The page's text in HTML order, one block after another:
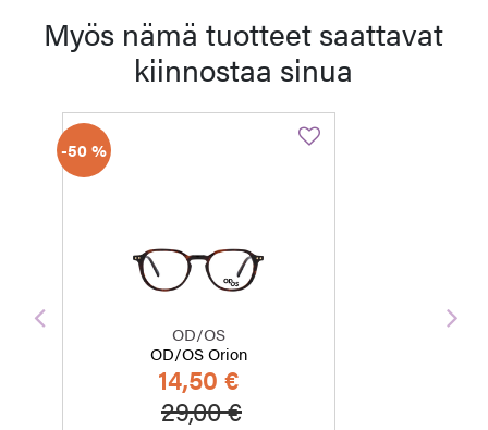
Myös nämä tuotteet saattavat
kiinnostaa sinua
-50 %
OD/OS
OD/OS Orion
14,50 €
Hinta alennettu
29,00 €Alennettu hinta
Edellinen